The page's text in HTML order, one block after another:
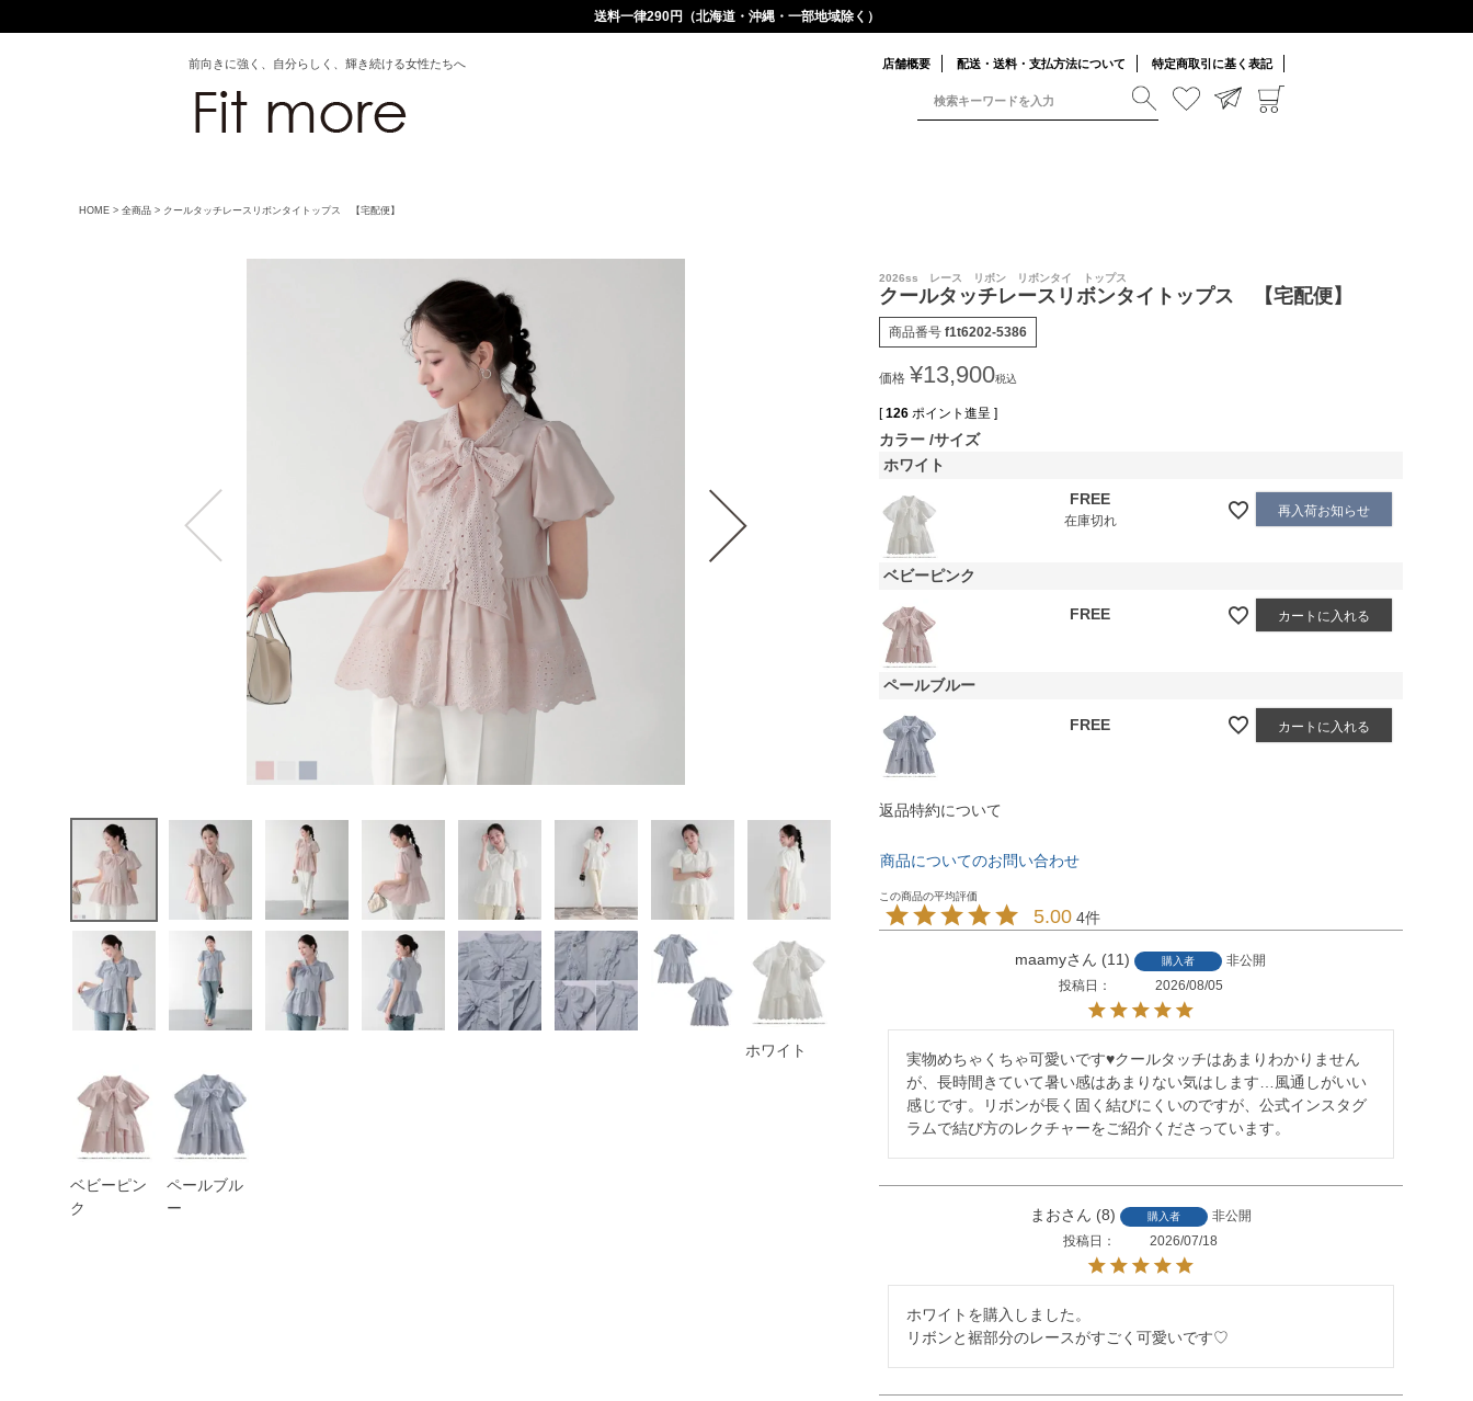
送料一律290円（北海道・沖縄・一部地域除く）
前向きに強く、自分らしく、輝き続ける女性たちへ 店舗概要 配送・送料・支払方法について 特定商取引に基く表記
HOME 全商品 クールタッチレースリボンタイトップス 【宅配便】
ホワイト
ベビーピン
ク
ペールブル
ー
2026ss レース リボン リボンタイ トップス
クールタッチレースリボンタイトップス 【宅配便】
商品番号 f1t6202-5386
価格 ¥13,900税込
[ 126 ポイント進呈 ]
カラー サイズ
ホワイト
FREE
在庫切れ
再入荷お知らせ
ベビーピンク
FREE カートに入れる
ペールブルー
FREE カートに入れる
返品特約について
商品についてのお問い合わせ
5.00 4
maamy 11 購入者
非公開
投稿日
2026/08/05
実物めちゃくちゃ可愛いです♥️クールタッチはあまりわかりません
が、長時間きていて暑い感はあまりない気はします…風通しがいい
感じです。リボンが長く固く結びにくいのですが、公式インスタグ
ラムで結び方のレクチャーをご紹介くださっています。
まお 8 購入者
非公開
投稿日
2026/07/18
ホワイトを購入しました。
リボンと裾部分のレースがすごく可愛いです♡